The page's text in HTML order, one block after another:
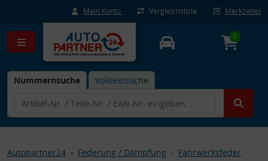
Mein Konto Vergleichsliste Merkzettel
Nummernsuche Volltextsuche
0
Autopartner24 Federung / Dämpfung
Fahrwerksfeder